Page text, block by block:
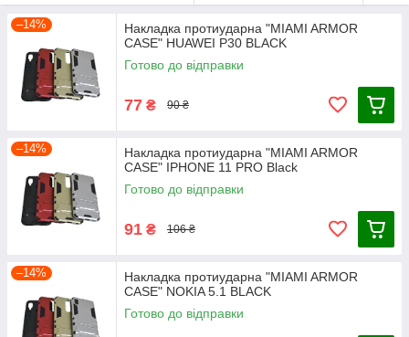
–14%
Накладка протиударна "MIAMI ARMOR
CASE" HUAWEI P30 BLACK
Готово до відправки
77 ₴ 90 ₴
–14%
Накладка протиударна "MIAMI ARMOR
CASE" IPHONE 11 PRO Black
Готово до відправки
91 ₴ 106 ₴
–14%
Накладка протиударна "MIAMI ARMOR
CASE" NOKIA 5.1 BLACK
Готово до відправки